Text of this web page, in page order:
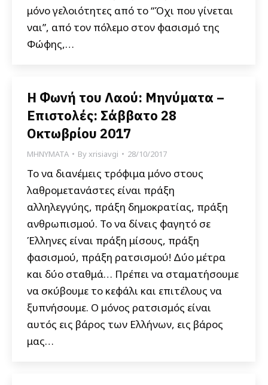
μόνο γελοιότητες από το “Όχι που γίνεται
ναι”, από τον πόλεμο στον φασισμό της
Φώφης,…
Η Φωνή του Λαού: Μηνύματα –
Επιστολές: Σάββατο 28
Οκτωβρίου 2017
ΜΗΝΥΜΑΤΑ Byxrisiavgi 28/10/2017
Το να διανέμεις τρόφιμα μόνο στους
λαθρομετανάστες είναι πράξη
αλληλεγγύης, πράξη δημοκρατίας, πράξη
ανθρωπισμού. Το να δίνεις φαγητό σε
Έλληνες είναι πράξη μίσους, πράξη
φασισμού, πράξη ρατσισμού! Δύο μέτρα
και δύο σταθμά… Πρέπει να σταματήσουμε
να σκύβουμε το κεφάλι και επιτέλους να
ξυπνήσουμε. Ο μόνος ρατσισμός είναι
αυτός εις βάρος των Ελλήνων, εις βάρος
μας…